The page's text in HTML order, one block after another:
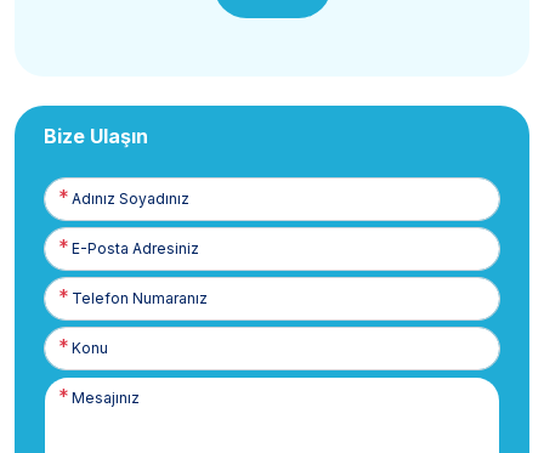
Bize Ulaşın
Adınız
Soyadınız
E-
Posta
Telefon
Numaranız